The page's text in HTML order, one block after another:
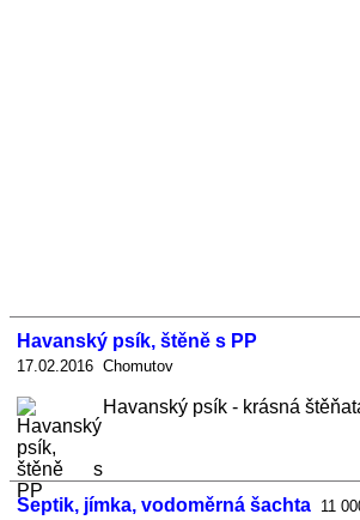
Havanský psík, štěně s PP
17.02.2016 Chomutov
Havanský psík - krásná
Septik, jímka, vodoměrná šachta 11